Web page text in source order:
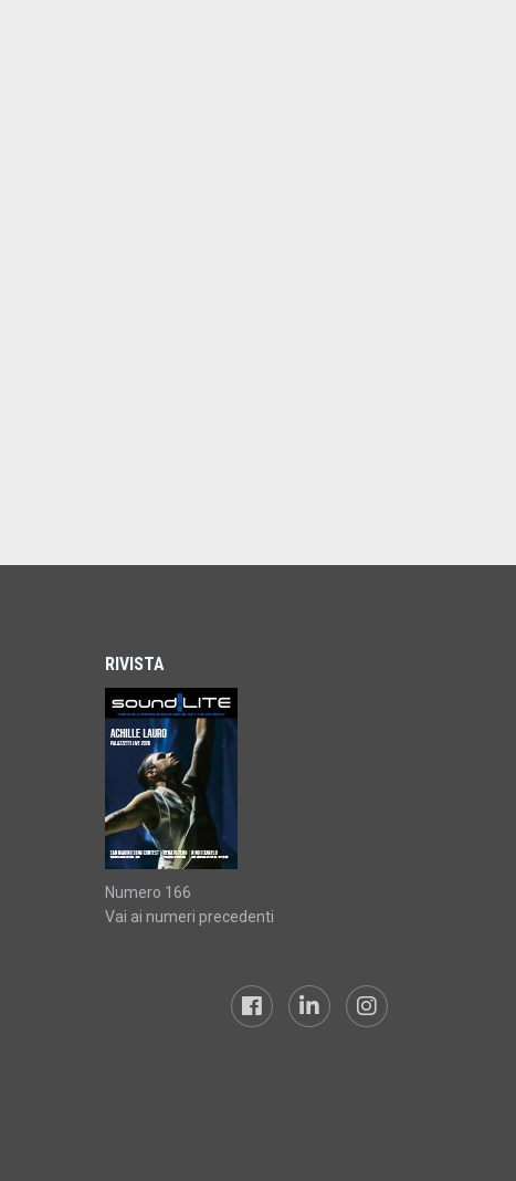
RIVISTA
Numero 166
Vai ai numeri precedenti